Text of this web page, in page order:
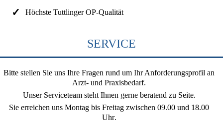
Höchste Tuttlinger OP-Qualität
SERVICE
Bitte stellen Sie uns Ihre Fragen rund um Ihr Anforderungsprofil an
Arzt- und Praxisbedarf.
Unser Serviceteam steht Ihnen gerne beratend zu Seite.
Sie erreichen uns Montag bis Freitag zwischen 09.00 und 18.00
Uhr.